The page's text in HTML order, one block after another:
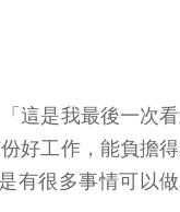
這是我最後一次
好工作，能負擔
有很多事情可以